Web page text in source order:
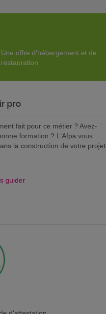
Une offre d'hébergement et de
restauration
pro
fait pour ce métier ? Avez-
formation ? L'Afpa vous
la construction de votre projet
guider